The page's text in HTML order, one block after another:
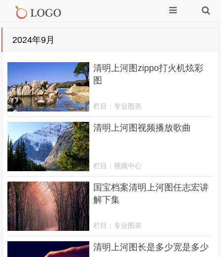
2024年9月
清明上河图zippo打火机炫彩
图
栏目：专业图表
清明上河图视频播放歌曲
栏目：视频中心
国宝档案清明上河图任志宏讲
解下集
栏目：专业图表
清明上河图长是多少宽是多少